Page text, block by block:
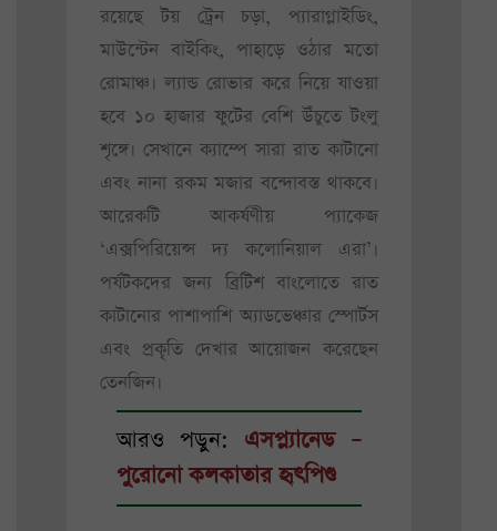
রয়েছে টয় ট্রেন চড়া, প্যারাগ্লাইডিং,
মাউন্টেন বাইকিং, পাহাড়ে ওঠার মতো
রোমাঞ্চ। ল্যান্ড রোভার করে নিয়ে যাওয়া
হবে ১০ হাজার ফুটের বেশি উঁচুতে টংলু
শৃঙ্গে। সেখানে ক্যাম্পে সারা রাত কাটানো
এবং নানা রকম মজার বন্দোবস্ত থাকবে।
আরেকটি আকর্ষণীয় প্যাকেজ
‘এক্সপিরিয়েন্স দ্য কলোনিয়াল এরা’।
পর্যটকদের জন্য ব্রিটিশ বাংলোতে রাত
কাটানোর পাশাপাশি অ্যাডভেঞ্চার স্পোর্টস
এবং প্রকৃতি দেখার আয়োজন করেছেন
তেনজিন।
আরও পড়ুন: এসপ্ল্যানেড –
পুরোনো কলকাতার হৃৎপিণ্ড